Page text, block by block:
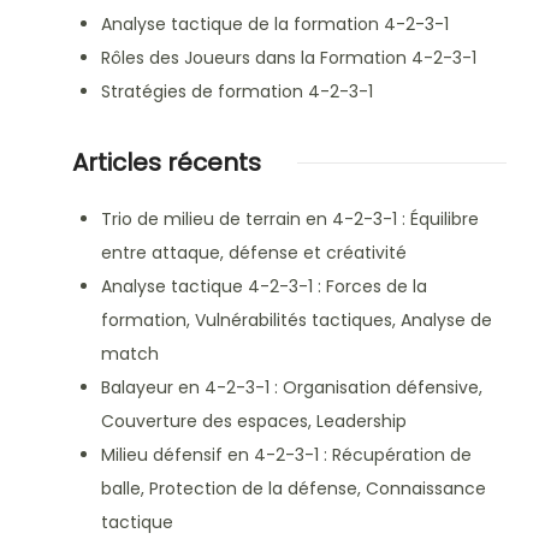
Analyse tactique de la formation 4-2-3-1
Rôles des Joueurs dans la Formation 4-2-3-1
Stratégies de formation 4-2-3-1
Articles récents
Trio de milieu de terrain en 4-2-3-1 : Équilibre
entre attaque, défense et créativité
Analyse tactique 4-2-3-1 : Forces de la
formation, Vulnérabilités tactiques, Analyse de
match
Balayeur en 4-2-3-1 : Organisation défensive,
Couverture des espaces, Leadership
Milieu défensif en 4-2-3-1 : Récupération de
balle, Protection de la défense, Connaissance
tactique